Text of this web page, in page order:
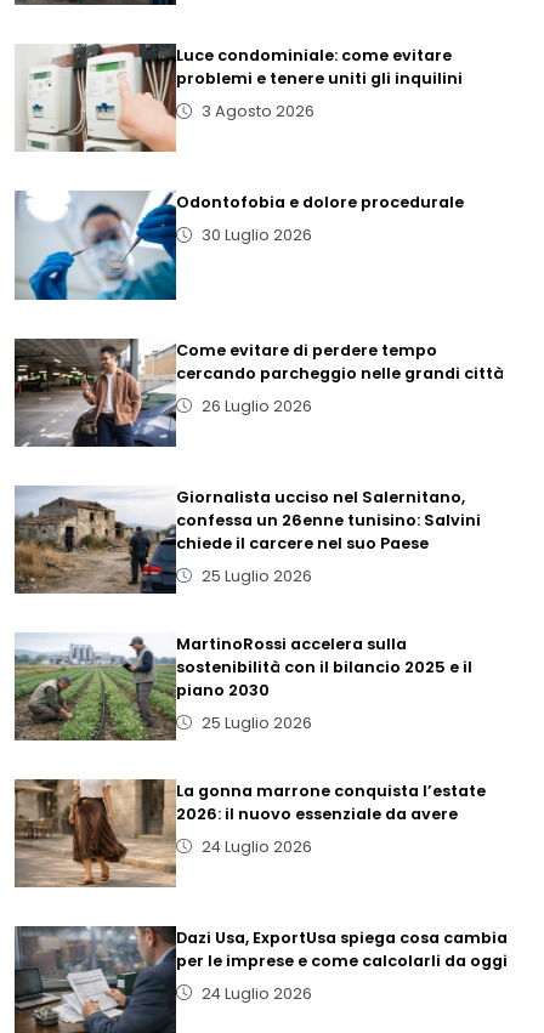
Luce condominiale: come evitare
problemi e tenere uniti gli inquilini
3 Agosto 2026
Odontofobia e dolore procedurale
30 Luglio 2026
Come evitare di perdere tempo
cercando parcheggio nelle grandi città
26 Luglio 2026
Giornalista ucciso nel Salernitano,
confessa un 26enne tunisino: Salvini
chiede il carcere nel suo Paese
25 Luglio 2026
MartinoRossi accelera sulla
sostenibilità con il bilancio 2025 e il
piano 2030
25 Luglio 2026
La gonna marrone conquista l’estate
2026: il nuovo essenziale da avere
24 Luglio 2026
Dazi Usa, ExportUsa spiega cosa cambia
per le imprese e come calcolarli da oggi
24 Luglio 2026